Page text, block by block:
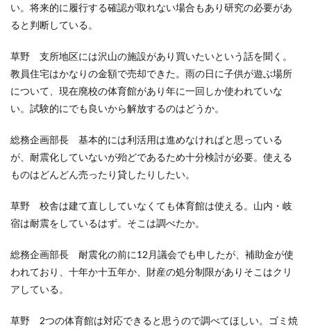
い。将来的に履行する確認が取れない場合もあり研究の必要があ
ると判断している。
草野 支所地区には沢山の施設があり買いたいという話を聞く。
教員住宅はかなりの金額で売却できた。雨の日に子供が遊ぶ場所
について、現在廃校の体育館があり年に一回しか使われていな
い。試験的にでも良いから解放するのはどうか。
総務企画部長 基本的には利活用は進めなければと思っている
が、耐震化していないが殆どであるため十分検討が必要。使える
ものはどんどん売ったり貸したりしたい。
草野 校舎は建て直ししていなくても体育館は使える。山内・岐
宿は耐震をしているはず。そこは調べたか。
総務企画部長 耐震化の前に12月議会でも申したが、補助金が使
われており、十年か十五年か、財産の処分制限がありそこはクリ
アしている。
草野 2つの体育館は対応できると思うので調べてほしい。ゴミ焼